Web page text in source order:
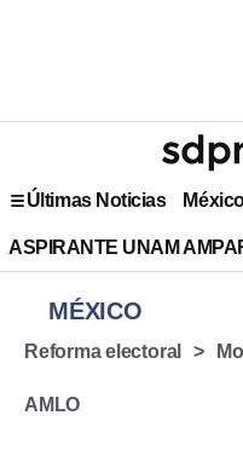
Últimas Noticias
ASPIRANTE UNAM
MÉXICO
Reforma electoral
AMLO